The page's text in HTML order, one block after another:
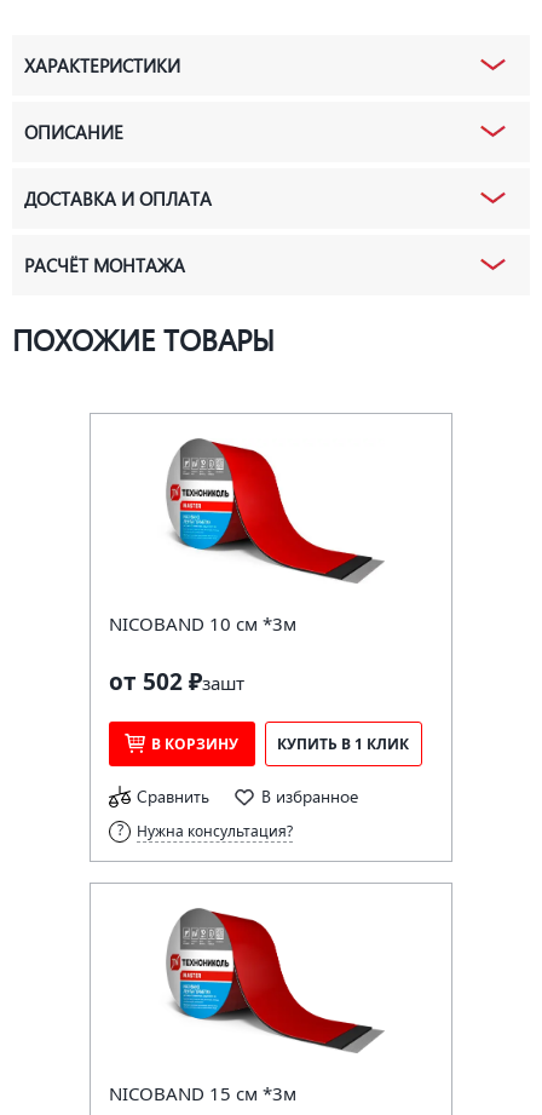
ХАРАКТЕРИСТИКИ
ОПИСАНИЕ
ДОСТАВКА И ОПЛАТА
РАСЧЁТ МОНТАЖА
ПОХОЖИЕ ТОВАРЫ
NICOBAND 10 см *3м
от 502 ₽зашт
В КОРЗИНУ КУПИТЬ В 1 КЛИК
Сравнить В избранное
Нужна консультация?
NICOBAND 15 см *3м